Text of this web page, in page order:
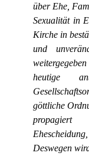
über Ehe,
Sexualität in
Kirche in
und
heutige
göttliche
propagiert
Deswegen